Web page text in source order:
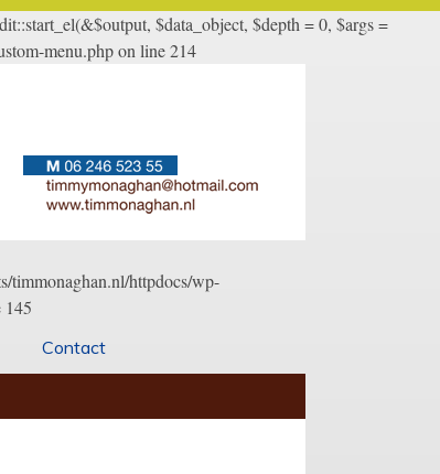
$data_object, $depth = 0, $args =
menu.php on line 214
timmonaghan.nl/httpdocs/wp-
145
Contact